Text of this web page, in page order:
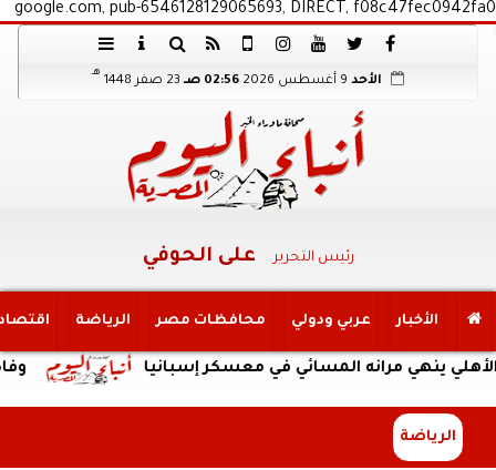
google.com, pub-6546128129065693, DIRECT, f08c47fec0942fa0
الأحد 02:56 صـ 23 صفر 1448
هـ
رئيس التحرير على الحوفي
الأخبار عربي ودولي محافظات مصر الرياضة
وفاة والد مرانه المسائي في معسكر إسبانيا
الرياضة